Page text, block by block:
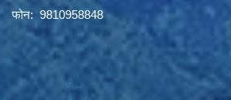
फोन: 9810958848